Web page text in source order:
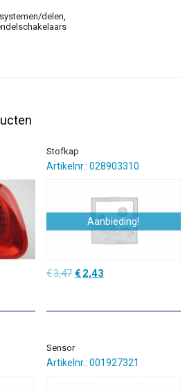
delen,
Stofkap
Artikelnr.: 028903310
Aanbieding!
€3,47 Oorspronkelijke
€3,47.
€ 2,43
€2,43.
Sensor
Artikelnr.: 001927321